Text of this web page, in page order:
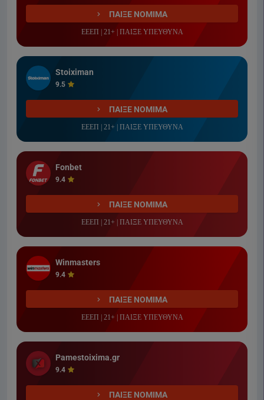
ΠΑΙΞΕ ΝΟΜΙΜΑ
ΕΕΕΠ | 21+ | ΠΑΙΞΕ ΥΠΕΥΘΥΝΑ
Stoiximan
9.5
ΠΑΙΞΕ ΝΟΜΙΜΑ
ΕΕΕΠ | 21+ | ΠΑΙΞΕ ΥΠΕΥΘΥΝΑ
Fonbet
9.4
ΠΑΙΞΕ ΝΟΜΙΜΑ
ΕΕΕΠ | 21+ | ΠΑΙΞΕ ΥΠΕΥΘΥΝΑ
Winmasters
9.4
ΠΑΙΞΕ ΝΟΜΙΜΑ
ΕΕΕΠ | 21+ | ΠΑΙΞΕ ΥΠΕΥΘΥΝΑ
Pamestoixima.gr
9.4
ΠΑΙΞΕ ΝΟΜΙΜΑ